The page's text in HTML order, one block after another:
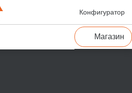
Конфигуратор
Магазин